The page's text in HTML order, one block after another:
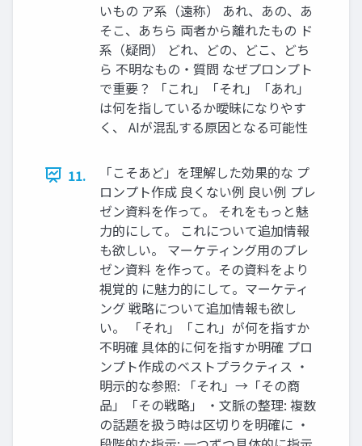
いもの ア系（遠称） あれ、あの、あ
そこ、あちら 両者から離れたもの ド
系（疑問） どれ、どの、どこ、どち
ら 不明なもの・質問 なぜプロンプト
で重要？ 「これ」「それ」「あれ」
は何を指しているか曖昧になりやす
く、 AIが混乱する原因となる可能性
11.
「こそあど」を理解した効果的な プ
ロンプト作成 良くない例 良い例 プレ
ゼン資料を作って。 それをもっと魅
力的にして。 これについて追加情報
も欲しい。 マーケティング用のプレ
ゼン資料 を作って。その資料をより
視覚的 に魅力的にして。マーケティ
ング 戦略について追加情報も欲し
い。 「それ」「これ」が何を指すか
不明確 具体的に何を指すか明確 プロ
ンプト作成のベストプラクティス ・
明示的な参照: 「それ」→「その商
品」「その戦略」 ・文脈の整理: 複数
の話題を扱う時は区切りを明確に ・